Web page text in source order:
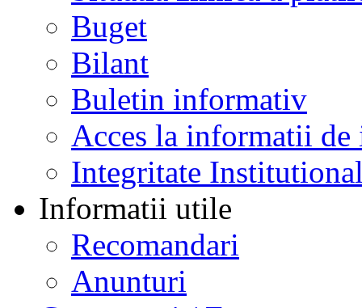
Buget
Bilant
Buletin informativ
Acces la informatii de
Integritate
Informatii utile
Recomandari
Anunturi